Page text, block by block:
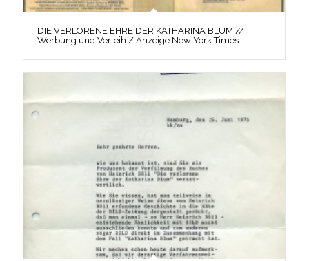
DIE VERLORENE EHRE DER KATHARINA BLUM //
Werbung und Verleih / Anzeige New York Times